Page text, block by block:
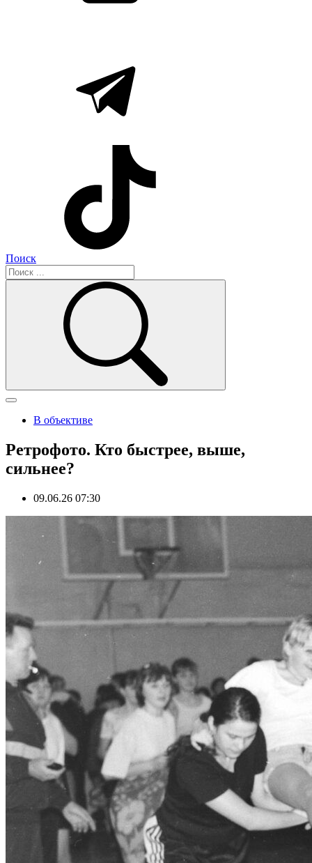
Поиск
В объективе
Ретрофото. Кто быстрее, выше,
сильнее?
09.06.26 07:30